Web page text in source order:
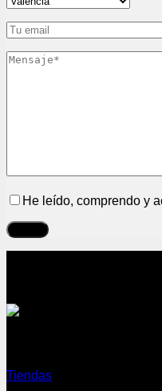
He leído, comprendo y
Tiendas